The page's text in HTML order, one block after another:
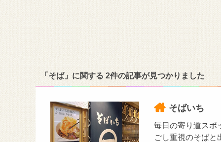
「そば」に関する 2件の記事が見つかりました
そばいち
毎日の寄り道スポ
ごし重視のそばと